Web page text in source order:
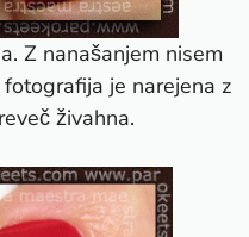
Z nanašanjem nisem
je narejena z
živahna.